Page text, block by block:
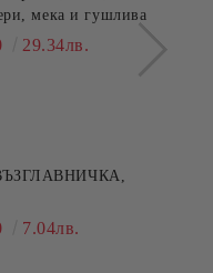
мека и гушлива
29.34лв.
7.04лв.